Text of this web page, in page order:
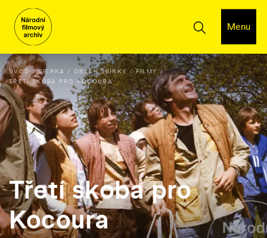
Menu
ÚVOD SBÍRKA OBSAH SBÍRKY
FILMY
TŘETÍ SKOBA PRO KOCOURA
Třetí skoba pro
Kocoura